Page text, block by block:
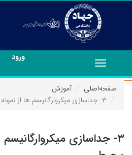
ورود
Toggle
navigation
صفحه‌اصلی
آموزش
۳- جداسازی میکروارگانیسم ها از نمونه های محیطی
۳- جداسازی